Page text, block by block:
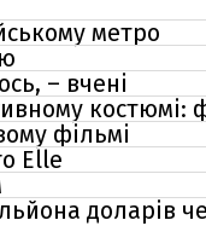
метро
– вчені
костюмі:
фільмі
Elle
доларів